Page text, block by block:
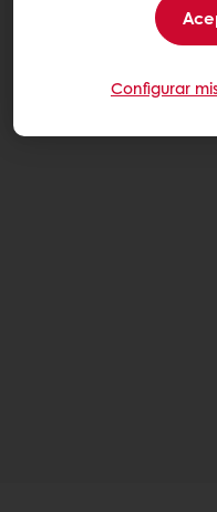
Configurar